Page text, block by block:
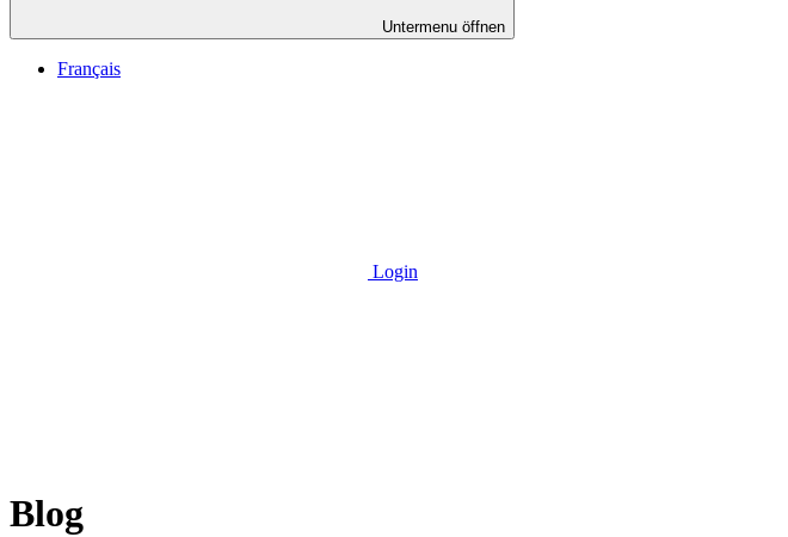
Untermenu öffnen
Français
Login
Blog